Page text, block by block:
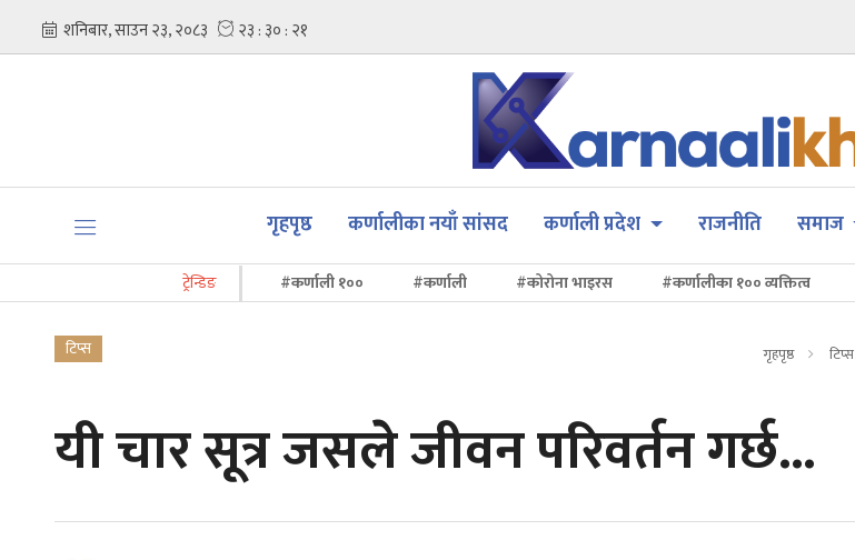
गृहपृष्ठ कर्णालीका नयाँ सांसद कर्णाली प्रदेश राजनीति समाज
ट्रेन्डिङ #कर्णाली १०० #कर्णाली #कोरोना भाइरस #कर्णालीका १०० व्यक्तित्व
टिप्स गृहपृष्ठ टिप्स
यी चार सूत्र जसले जीवन परिवर्तन गर्छ...